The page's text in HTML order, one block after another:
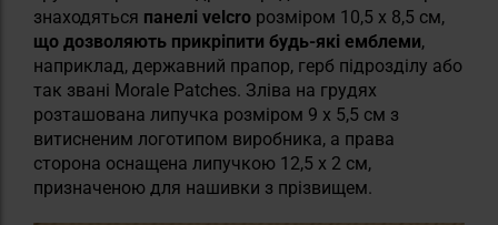
знаходяться панелі velcro розміром 10,5 x 8,5 см,
що дозволяють прикріпити будь-які емблеми,
наприклад, державний прапор, герб підрозділу або
так звані Morale Patches. Зліва на грудях
розташована липучка розміром 9 x 5,5 см з
витисненим логотипом виробника, а права
сторона оснащена липучкою 12,5 x 2 см,
призначеною для нашивки з прізвищем.